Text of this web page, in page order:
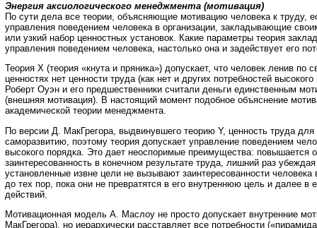
Энергия аксиологического менеджмента (мотивация)
По сути дела все теории, объясняющие мотивацию человека к труду,
управления поведением человека в организации, закладывающие
или узкий набор ценностных установок. Какие параметры теория
управления поведением человека, настолько она и задействует его
Теория Х (теория «кнута и пряника») допускает, что человек ленив по
ценностях нет ценности труда (как нет и других потребностей
Роберт Оуэн и его предшественники считали деньги единственным
(внешняя мотивация). В настоящий момент подобное объяснение
академической теории менеджмента.
По версии Д. МакГрегора, выдвинувшего теорию Y, ценность труда для
саморазвитию, поэтому теория допускает управление поведением
высокого порядка. Это дает неоспоримые преимущества: повышается
заинтересованность в конечном результате труда, лишний раз
установленные извне цели не вызывают заинтересованности человека
до тех пор, пока они не превратятся в его внутреннюю цель и далее в
действий.
Мотивационная модель А. Маслоу не просто допускает внутренние
МакГрегора), но иерархически расставляет все потребности